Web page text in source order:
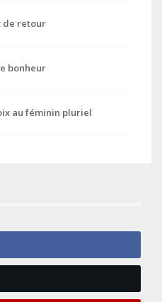
de retour
bonheur
au féminin pluriel